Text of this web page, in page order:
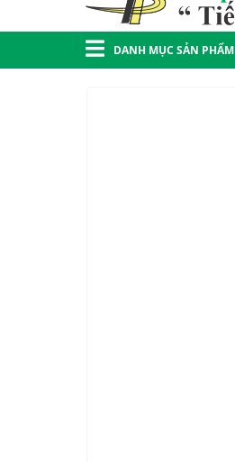
DANH MỤC SẢN PHẨM